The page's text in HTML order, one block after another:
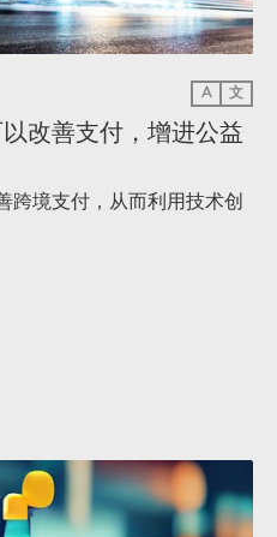
A 文
改善支付，增进公益
跨境支付，从而利用技术创